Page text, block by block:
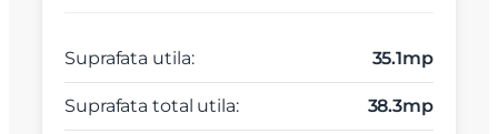
Suprafata utila: 35.1mp
Suprafata total utila: 38.3mp